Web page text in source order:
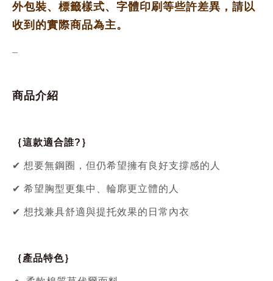
外包裝、標籤樣式、字體印刷等些許差異，請以
收到的實際商品為主。
商品介紹
｛這款適合誰?｝
✔ 想要無鋼圈，但仍希望擁有良好支撐感的人
✔ 希望胸型更集中、輪廓更立體的人
✔ 想找兼具舒適與提托效果的日常內衣
｛產品特色｝